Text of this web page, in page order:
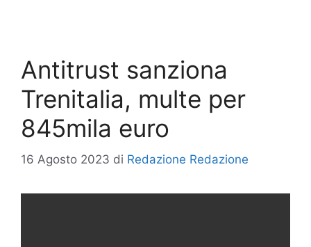
Antitrust sanziona
Trenitalia, multe per
845mila euro
16 Agosto 2023 di Redazione Redazione